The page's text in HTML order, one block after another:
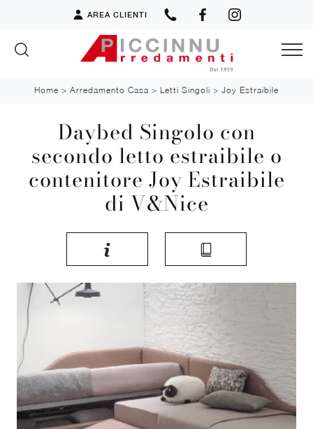
AREA CLIENTI
Home > Arredamento Casa > Letti Singoli > Joy Estraibile
Daybed Singolo con
secondo letto estraibile o
contenitore Joy Estraibile
di V&Nice